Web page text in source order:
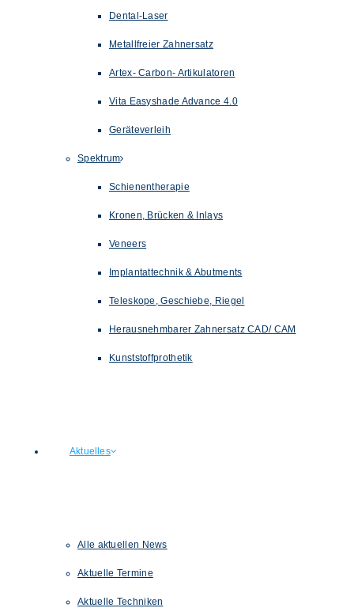
Dental-Laser
Metallfreier Zahnersatz
Artex- Carbon- Artikulatoren
Vita Easyshade Advance 4.0
Geräteverleih
Spektrum
Schienentherapie
Kronen, Brücken & Inlays
Veneers
Implantattechnik & Abutments
Teleskope, Geschiebe, Riegel
Herausnehmbarer Zahnersatz CAD/ CAM
Kunststoffprothetik
Aktuelles
Alle aktuellen News
Aktuelle Termine
Aktuelle Techniken